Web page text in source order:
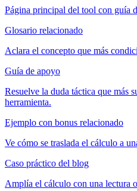
Página principal del tool con guía
Glosario relacionado
Aclara el concepto que más
Guía de apoyo
Resuelve la duda táctica que más
herramienta.
Ejemplo con bonus relacionado
Ve cómo se traslada el cálculo a
Caso práctico del blog
Amplía el cálculo con una lectura